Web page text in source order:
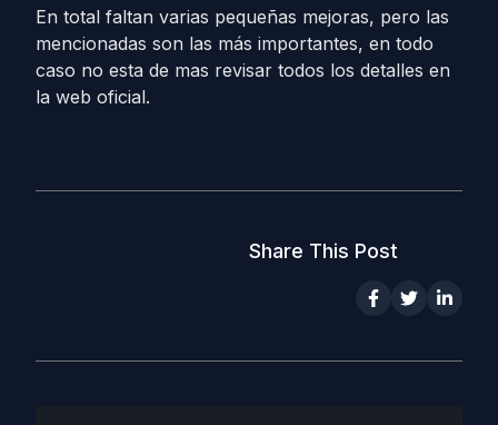
En total faltan varias pequeñas mejoras, pero las
mencionadas son las más importantes, en todo
caso no esta de mas revisar todos los detalles en
la web oficial.
Share This Post